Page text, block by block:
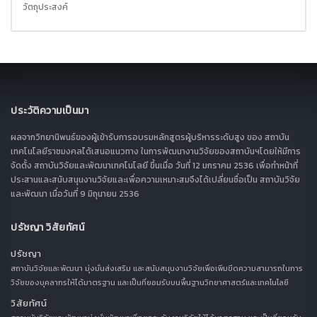
วัตถุประสงค์
ประวัติความเป็นมา
ผลจากวิทยานิพนธ์ของผู้เข้ารับการอบรมหลักสูตรผู้บริหารระดับสูง ของ สถาบัน
เทคโนโลยีราชมงคลได้เสนอแนวทาง ในการพัฒนางานวิจัยของสถาบันฯโดยให้มีการ
จัดตั้ง สถาบันวิจัยและพัฒนาเทคโนโลยี ขึ้นเมื่อ วันที่ 12 มกราคม 2536 เพื่อทำหน้าที่
ประสานและสนับสนุนงานวิจัยและเพื่อความเหมาะสมจึงได้เปลี่ยนชื่อเป็น สถาบันวิจัย
และพัฒนา เมื่อวันที่ 9 มิถุนายน 2536
ปรัชญา วิสัยทัศน์
ปรัชญา
สถาบันวิจัยและพัฒนา มุ่งมั่นส่งเสริม และสนับสนุนงานวิจัยเพื่อเพิ่มขีดความสามารถในการ
วิจัยของบุคลากรให้ได้มาตรฐาน และเป็นที่ยอมรับบนพื้นฐานวิทยาศาสตร์และเทคโนโลยี
วิสัยทัศน์